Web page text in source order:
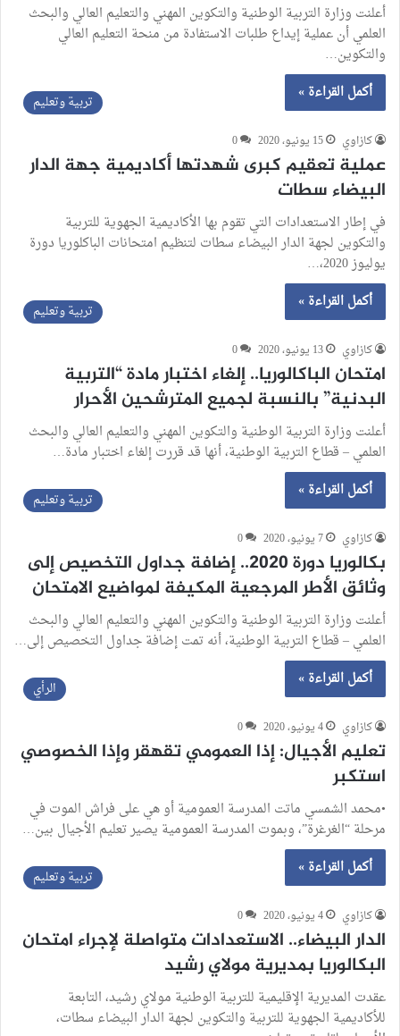
أعلنت وزارة التربية الوطنية والتكوين المهني والتعليم العالي والبحث
العلمي أن عملية إيداع طلبات الاستفادة من منحة التعليم العالي
والتكوين…
أكمل القراءة »
تربية وتعليم
كازاوي 15 يونيو، 2020 0
عملية تعقيم كبرى شهدتها أكاديمية جهة الدار
البيضاء سطات
في إطار الاستعدادات التي تقوم بها الأكاديمية الجهوية للتربية
والتكوين لجهة الدار البيضاء سطات لتنظيم امتحانات الباكلوريا دورة
يوليوز 2020،…
أكمل القراءة »
تربية وتعليم
كازاوي 13 يونيو، 2020 0
امتحان الباكالوريا.. إلغاء اختبار مادة “التربية
البدنية” بالنسبة لجميع المترشحين الأحرار
أعلنت وزارة التربية الوطنية والتكوين المهني والتعليم العالي والبحث
العلمي – قطاع التربية الوطنية، أنها قد قررت إلغاء اختبار مادة…
أكمل القراءة »
تربية وتعليم
كازاوي 7 يونيو، 2020 0
بكالوريا دورة 2020.. إضافة جداول التخصيص إلى
وثائق الأطر المرجعية المكيفة لمواضيع الامتحان
أعلنت وزارة التربية الوطنية والتكوين المهني والتعليم العالي والبحث
العلمي – قطاع التربية الوطنية، أنه تمت إضافة جداول التخصيص إلى…
أكمل القراءة »
الرأي
كازاوي 4 يونيو، 2020 0
تعليم الأجيال: إذا العمومي تقهقر وإذا الخصوصي
استكبر
•محمد الشمسي ماتت المدرسة العمومية أو هي على فراش الموت في
مرحلة “الغرغرة”، وبموت المدرسة العمومية يصير تعليم الأجيال بين…
أكمل القراءة »
تربية وتعليم
كازاوي 4 يونيو، 2020 0
الدار البيضاء.. الاستعدادات متواصلة لإجراء امتحان
البكالوريا بمديرية مولاي رشيد
عقدت المديرية الإقليمية للتربية الوطنية مولاي رشيد، التابعة
للأكاديمية الجهوية للتربية والتكوين لجهة الدار البيضاء سطات،